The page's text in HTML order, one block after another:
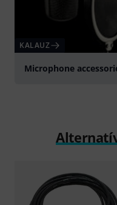
KALAUZ
Microphone